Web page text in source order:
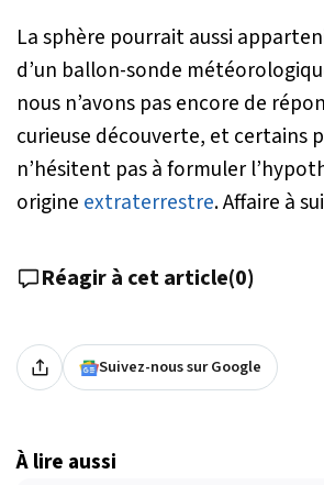
La sphère pourrait aussi
d’un ballon-sonde
nous n’avons pas encore de
curieuse découverte, et certains
n’hésitent pas à formuler
origine extraterrestre. Affaire à
Réagir à cet article(0)
Suivez-nous sur Google
À lire aussi